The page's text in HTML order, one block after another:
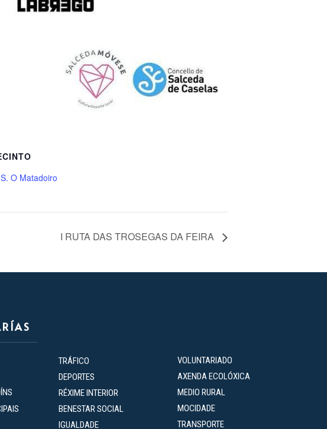
O Matadoiro
I RUTA DAS TROSEGAS DA FEIRA
TRÁFICO
DEPORTES
RÉXIME INTERIOR
BENESTAR SOCIAL
IGUALDADE
VOLUNTARIADO
AXENDA ECOLÓXICA
MEDIO RURAL
MOCIDADE
TRANSPORTE